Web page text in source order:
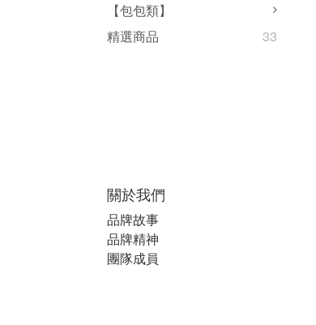
【包包類】
精選商品
33
關於我們
品牌故事
品牌精神
團隊成員